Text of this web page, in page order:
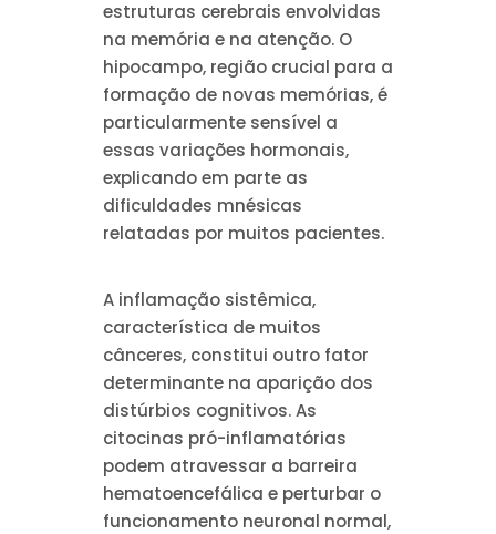
estruturas cerebrais envolvidas
na memória e na atenção. O
hipocampo, região crucial para a
formação de novas memórias, é
particularmente sensível a
essas variações hormonais,
explicando em parte as
dificuldades mnésicas
relatadas por muitos pacientes.
A inflamação sistêmica,
característica de muitos
cânceres, constitui outro fator
determinante na aparição dos
distúrbios cognitivos. As
citocinas pró-inflamatórias
podem atravessar a barreira
hematoencefálica e perturbar o
funcionamento neuronal normal,